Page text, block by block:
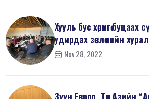
Хууль бус хөрөнгө буцаах
удирдах зөвлөлийн
Nov 28, 2022
Зүүн Европ, Төв Азийн